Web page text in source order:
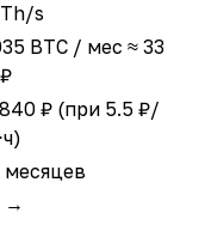
s
BTC / мес ≈ 33
₽ (при 5.5 ₽/
месяцев
→